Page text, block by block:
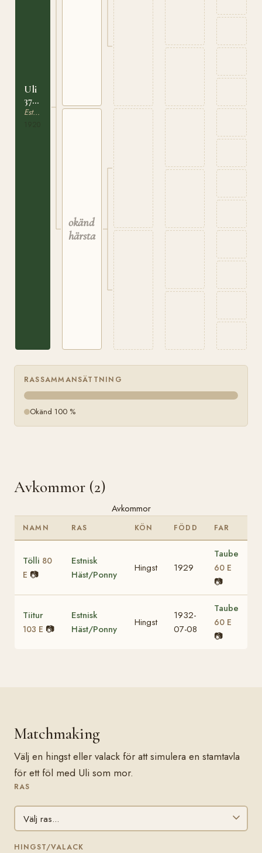
Uli
372
E Estnisk Häst/Ponny
okänd
härstamning
RASSAMMANSÄTTNING
Okänd 100 %
Avkommor (2)
Avkommor
NAMN RAS KÖN FÖDD FAR
Tölli 80
E 📷
Estnisk
Häst/Ponny
Hingst 1929
Taube
60 E
📷
Tiitur
103 E 📷
Estnisk
Häst/Ponny
Hingst
1932-
07-08
Taube
60 E
📷
Matchmaking
Välj en hingst eller valack för att simulera en stamtavla
för ett föl med Uli som mor.
RAS
HINGST/VALACK